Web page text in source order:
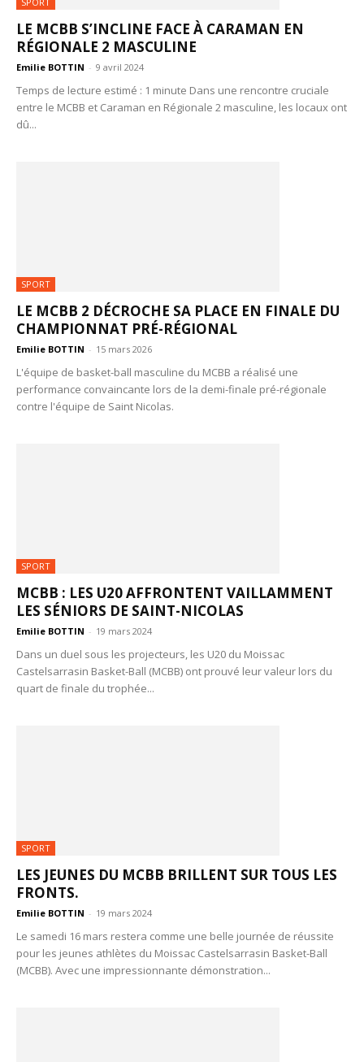
LE MCBB S’INCLINE FACE À CARAMAN EN
RÉGIONALE 2 MASCULINE
Emilie BOTTIN - 9 avril 2024
Temps de lecture estimé : 1 minute Dans une rencontre cruciale
entre le MCBB et Caraman en Régionale 2 masculine, les locaux ont
dû...
SPORT
LE MCBB 2 DÉCROCHE SA PLACE EN FINALE DU
CHAMPIONNAT PRÉ-RÉGIONAL
Emilie BOTTIN - 15 mars 2026
L'équipe de basket-ball masculine du MCBB a réalisé une
performance convaincante lors de la demi-finale pré-régionale
contre l'équipe de Saint Nicolas.
SPORT
MCBB : LES U20 AFFRONTENT VAILLAMMENT
LES SÉNIORS DE SAINT-NICOLAS
Emilie BOTTIN - 19 mars 2024
Dans un duel sous les projecteurs, les U20 du Moissac
Castelsarrasin Basket-Ball (MCBB) ont prouvé leur valeur lors du
quart de finale du trophée...
SPORT
LES JEUNES DU MCBB BRILLENT SUR TOUS LES
FRONTS.
Emilie BOTTIN - 19 mars 2024
Le samedi 16 mars restera comme une belle journée de réussite
pour les jeunes athlètes du Moissac Castelsarrasin Basket-Ball
(MCBB). Avec une impressionnante démonstration...